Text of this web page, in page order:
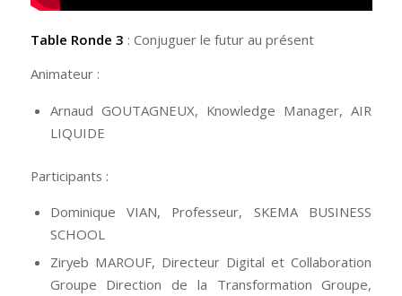
Table Ronde 3 : Conjuguer le futur au présent
Animateur :
Arnaud GOUTAGNEUX, Knowledge Manager, AIR
LIQUIDE
Participants :
Dominique VIAN, Professeur, SKEMA BUSINESS
SCHOOL
Ziryeb MAROUF, Directeur Digital et Collaboration
Groupe Direction de la Transformation Groupe,